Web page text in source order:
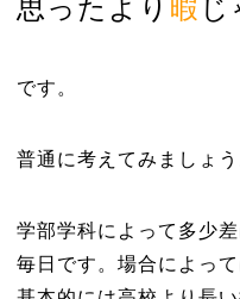
思ったより 暇 じ
です。
普通に考えてみましょう
学部学科によって多少
毎日です。場合によっ